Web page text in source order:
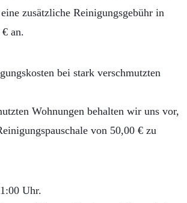
zusätzliche Reinigungsgebühr in
an.
bei stark verschmutzten
Wohnungen behalten wir uns vor,
von 50,00 € zu
Uhr.